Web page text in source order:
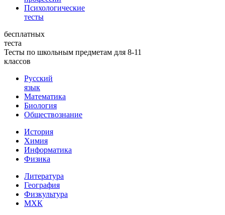
Психологические
тесты
бесплатных
теста
Тесты по школьным предметам для 8-11
классов
Русский
язык
Математика
Биология
Обществознание
История
Химия
Информатика
Физика
Литература
География
Физкультура
МХК